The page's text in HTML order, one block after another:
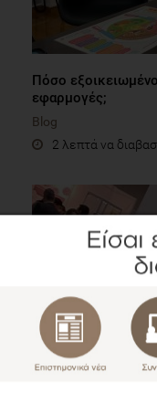
Πόσο
εφαρμογές;
Blog
2 λεπτά να